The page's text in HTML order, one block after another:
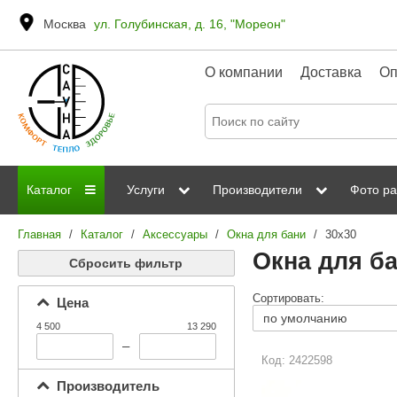
Москва ул. Голубинская, д. 16, "Мореон"
О компании Доставка
Каталог
Дровяные печи
Электрические печи
Услуги
Сауны
ИК сауны
Производители
Grandis Born
Kastor Sawo
Steam and Water
Фото
Главная / Каталог / Аксессуары / Окна для бани / 30x30
Сбросить фильтр
Цена
4 500
–
13 290
Производитель
Окна для
Сортировать:
Код: 2422598